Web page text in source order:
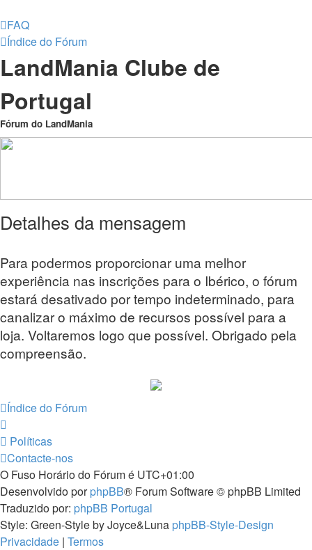
FAQ
Índice do Fórum
LandMania Clube de
Portugal
Fórum do LandMania
Detalhes da mensagem
Para podermos proporcionar uma melhor
experiência nas inscrições para o Ibérico, o fórum
estará desativado por tempo indeterminado, para
canalizar o máximo de recursos possível para a
loja. Voltaremos logo que possível. Obrigado pela
compreensão.
Índice do Fórum
Políticas
Contacte-nos
O Fuso Horário do Fórum é UTC+01:00
Desenvolvido porphpBB® Forum Software © phpBB Limited
Traduzido por: phpBB Portugal
Style: Green-Style by Joyce&Luna phpBB-Style-Design
Privacidade | Termos